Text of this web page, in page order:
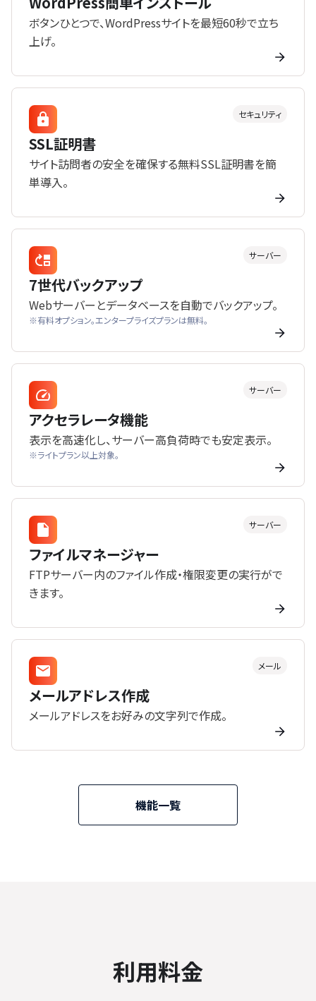
ボタンひとつで、WordPressサイトを最短60秒で立ち
上げ。
セキュリティ
SSL証明書
サイト訪問者の安全を確保する無料SSL証明書を簡
単導入。
サーバー
7世代バックアップ
Webサーバーとデータベースを自動でバックアップ。
※有料オプション。エンタープライズプランは無料。
サーバー
アクセラレータ機能
表示を高速化し、サーバー高負荷時でも安定表示。
※ライトプラン以上対象。
サーバー
ファイルマネージャー
FTPサーバー内のファイル作成・権限変更の実行がで
きます。
メール
メールアドレス作成
メールアドレスをお好みの文字列で作成。
機能一覧
利用料金